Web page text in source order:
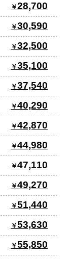
28,700
30,590
32,500
35,100
37,540
40,290
42,870
44,980
47,110
49,270
51,440
53,630
55,850